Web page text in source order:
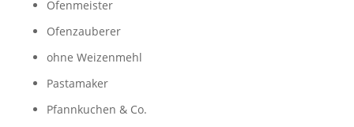
Ofenmeister
Ofenzauberer
ohne Weizenmehl
Pastamaker
Pfannkuchen & Co.